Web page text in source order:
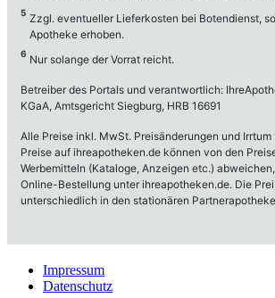
Impressum
Datenschutz